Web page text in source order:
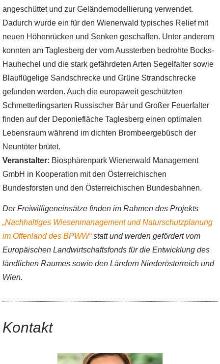
angeschüttet und zur Geländemodellierung verwendet.
Dadurch wurde ein für den Wienerwald typisches Relief mit
neuen Höhenrücken und Senken geschaffen. Unter anderem
konnten am Taglesberg der vom Aussterben bedrohte Bocks-
Hauhechel und die stark gefährdeten Arten Segelfalter sowie
Blauflügelige Sandschrecke und Grüne Strandschrecke
gefunden werden. Auch die europaweit geschützten
Schmetterlingsarten Russischer Bär und Großer Feuerfalter
finden auf der Deponiefläche Taglesberg einen optimalen
Lebensraum während im dichten Brombeergebüsch der
Neuntöter brütet.
Veranstalter: Biosphärenpark Wienerwald Management
GmbH in Kooperation mit den Österreichischen
Bundesforsten und den Österreichischen Bundesbahnen.
Der Freiwilligeneinsätze finden im Rahmen des Projekts
„Nachhaltiges Wiesenmanagement und Naturschutzplanung
im Offenland des BPWW“statt und werden gefördert vom
Europäischen Landwirtschaftsfonds für die Entwicklung des
ländlichen Raumes sowie den Ländern Niederösterreich und
Wien.
Kontakt